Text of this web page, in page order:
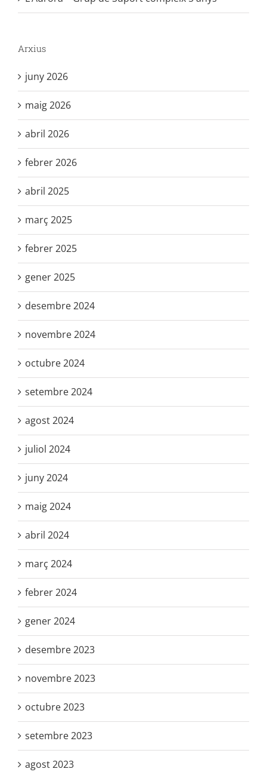
Arxius
juny 2026
maig 2026
abril 2026
febrer 2026
abril 2025
març 2025
febrer 2025
gener 2025
desembre 2024
novembre 2024
octubre 2024
setembre 2024
agost 2024
juliol 2024
juny 2024
maig 2024
abril 2024
març 2024
febrer 2024
gener 2024
desembre 2023
novembre 2023
octubre 2023
setembre 2023
agost 2023